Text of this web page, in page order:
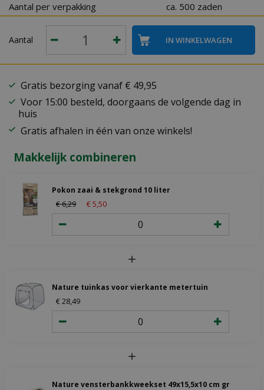
Aantal per verpakking ca. 500 zaden
Aantal
Gratis bezorging vanaf € 49,95
Voor 15:00 besteld, doorgaans de volgende dag in
huis
Gratis afhalen in één van onze winkels!
Makkelijk combineren
Pokon zaai & stekgrond 10 liter
€6,29 €5 50
Nature tuinkas voor vierkante metertuin
€ 2849
Nature vensterbankkweekset 49x15,5x10 cm